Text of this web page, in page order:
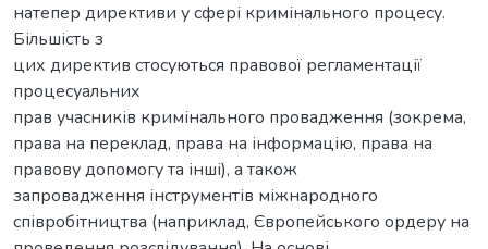
натепер директиви у сфері кримінального процесу.
Більшість з
цих директив стосуються правової регламентації
процесуальних
прав учасників кримінального провадження (зокрема,
права на переклад, права на інформацію, права на
правову допомогу та інші), а також
запровадження інструментів міжнародного
співробітництва (наприклад, Європейського ордеру на